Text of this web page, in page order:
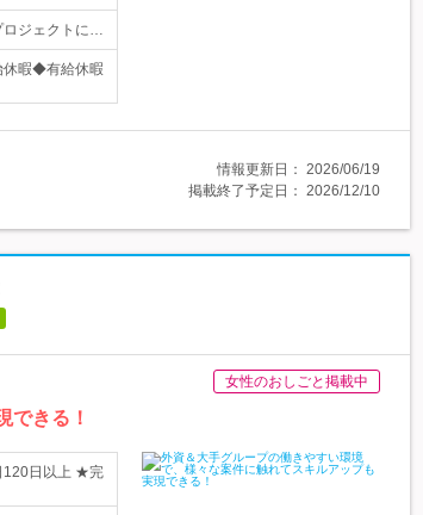
ロジェクトに…
暇◆有給休暇
情報更新日： 2026/06/19
掲載終了予定日： 2026/12/10
女性のおしごと掲載中
できる！
120日以上 ★完